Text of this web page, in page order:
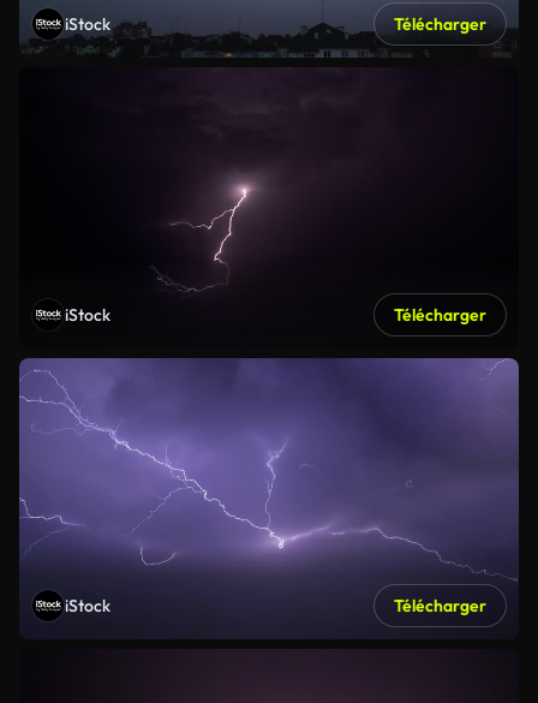
iStock Télécharger
iStock Télécharger
iStock Télécharger